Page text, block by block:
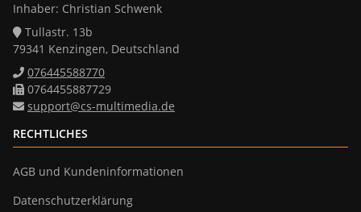
Inhaber: Christian Schwenk
Tullastr. 13b
79341 Kenzingen, Deutschland
076445588770
0764455887729
support@cs-multimedia.de
RECHTLICHES
AGB und Kundeninformationen
Datenschutzerklärung